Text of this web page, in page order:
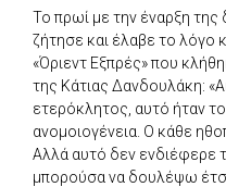
Το πρωί με την έναρξη της
ζήτησε και έλαβε το λόγο
«Όριεντ Εξπρές» που
της Κάτιας Δανδουλάκη:
ετερόκλητος, αυτό ήταν
ανομοιογένεια. Ο κάθε
Αλλά αυτό δεν ενδιέφερε
μπορούσα να δουλέψω